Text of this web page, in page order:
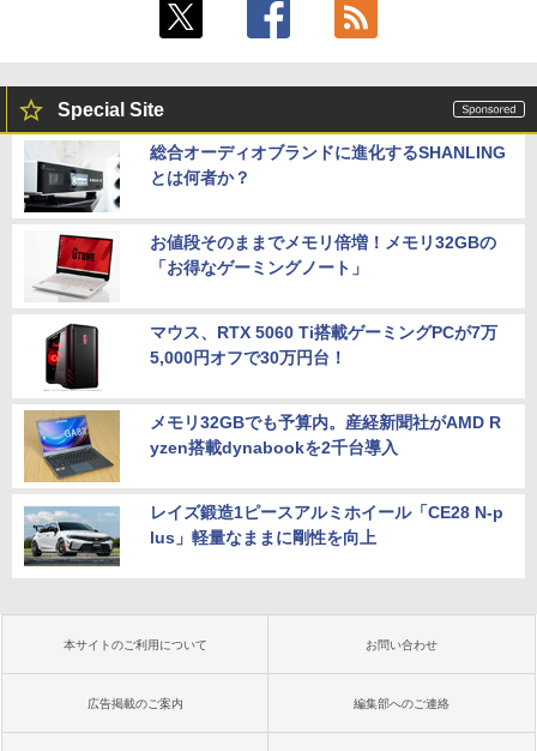
Special Site
総合オーディオブランドに進化するSHANLING
とは何者か？
お値段そのままでメモリ倍増！メモリ32GBの
「お得なゲーミングノート」
マウス、RTX 5060 Ti搭載ゲーミングPCが7万
5,000円オフで30万円台！
メモリ32GBでも予算内。産経新聞社がAMD R
yzen搭載dynabookを2千台導入
レイズ鍛造1ピースアルミホイール「CE28 N-p
lus」軽量なままに剛性を向上
本サイトのご利用について お問い合わせ
広告掲載のご案内 編集部へのご連絡